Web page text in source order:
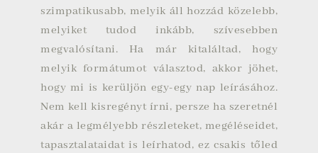
szimpatikusabb, melyik áll hozzád közelebb,
melyiket tudod inkább, szívesebben
megvalósítani. Ha már kitaláltad, hogy
melyik formátumot választod, akkor jöhet,
hogy mi is kerüljön egy-egy nap leírásához.
Nem kell kisregényt írni, persze ha szeretnél
akár a legmélyebb részleteket, megéléseidet,
tapasztalataidat is leírhatod, ez csakis tőled